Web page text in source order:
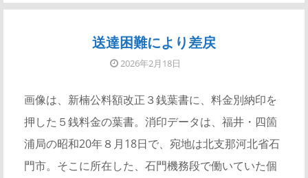
送達困難により差戻
2026年2月18日
画像は、新楠公料額改正３銭葉書に、料金別納印を
押した５銭料金の葉書。消印データは、福井・四箇
浦局の昭和20年８月18日で、宛地は北支那河北省石
門市。そこに所在した、石門機務段で働いていた個